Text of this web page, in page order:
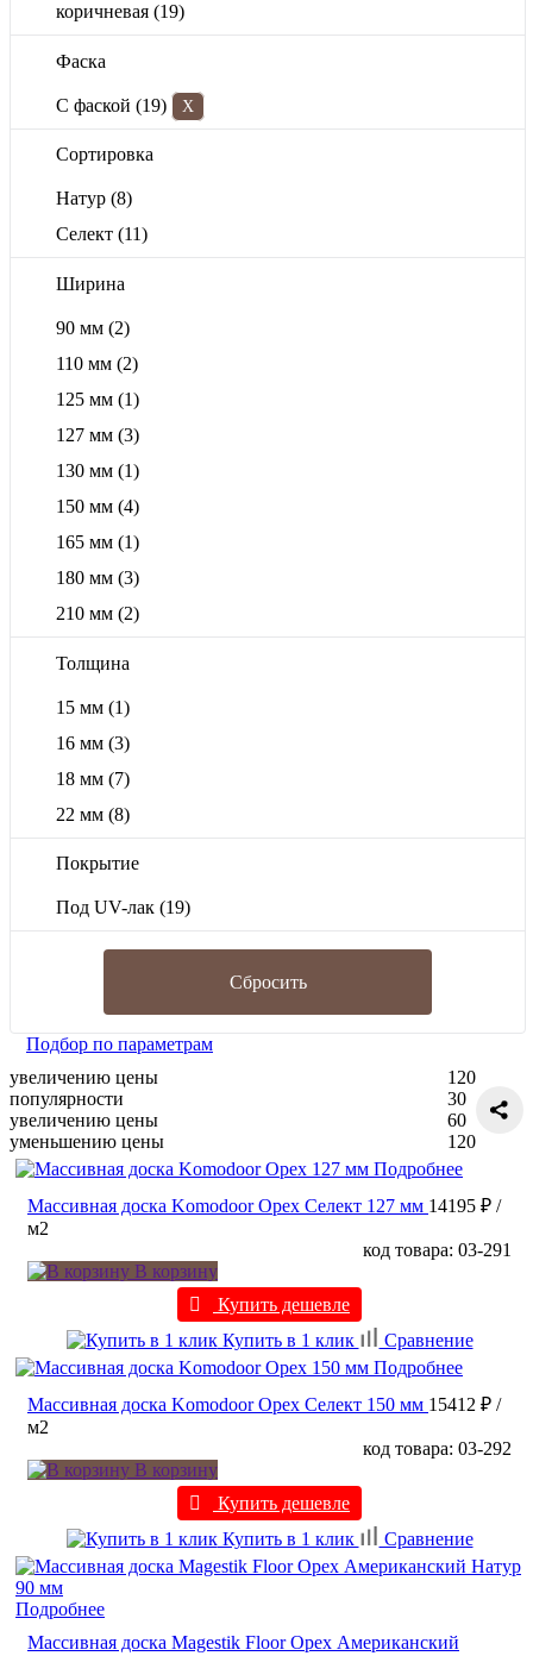
коричневая (19)
Фаска
С фаской (19) X
Сортировка
Натур (8)
Селект (11)
Ширина
90 мм (2)
110 мм (2)
125 мм (1)
127 мм (3)
130 мм (1)
150 мм (4)
165 мм (1)
180 мм (3)
210 мм (2)
Толщина
15 мм (1)
16 мм (3)
18 мм (7)
22 мм (8)
Покрытие
Под UV-лак (19)
Сбросить
Подбор по параметрам
увеличению цены
популярности
увеличению цены
уменьшению цены
120
30
60
120
Подробнее
Массивная доска Komodoor Орех Селект 127 мм 14195 ₽ /
м2
код товара: 03-291
В корзину
Купить дешевле
Купить в 1 клик
Сравнение
Подробнее
Массивная доска Komodoor Орех Селект 150 мм 15412 ₽ /
м2
код товара: 03-292
В корзину
Купить дешевле
Купить в 1 клик
Сравнение
Подробнее
Массивная доска Magestik Floor Орех Американский